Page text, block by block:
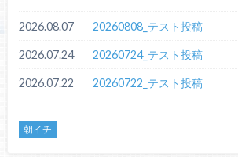
2026.08.07 20260808_テスト投稿
2026.07.24 20260724_テスト投稿
2026.07.22 20260722_テスト投稿
朝イチ